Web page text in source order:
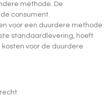
methode. De
consument.
voor een duurdere methode
standaardlevering, hoeft
voor de duurdere